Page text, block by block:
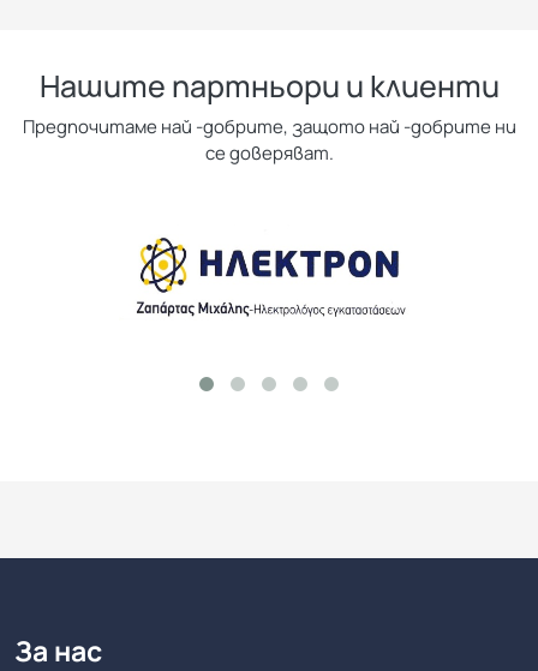
Нашите партньори и клиенти
Предпочитаме най -добрите, защото най -добрите ни
се доверяват.
За нас